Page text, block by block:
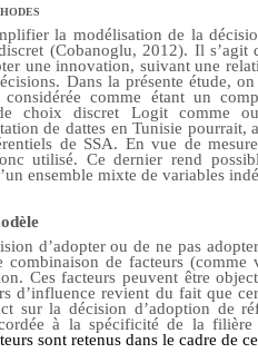
la modélisation de la
(Cobanoglu, 2012). Il
une innovation, suivant une
Dans la présente étude,
comme étant un
choix discret Logitcomme o
de dattes en Tunisie
de SSA. En vue de
utilisé. Ce dernier rend
ensemble mixte de variables
d’adopter ou de ne pas
combinaison de facteurs
Ces facteurs peuvent être
d’influence revient du fait que
sur la décision d’adoption de
à la spécificité de la filière
sont retenus dans le cadre de